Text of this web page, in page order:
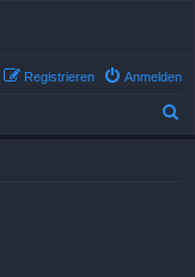
Anmelden
Registrieren